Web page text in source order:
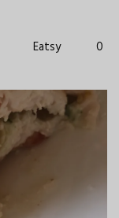
Eatsy 0